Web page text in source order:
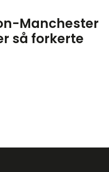
Manchester
så forkerte